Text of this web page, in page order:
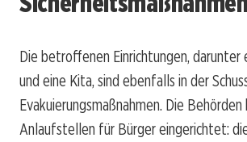
Die betroffenen Einrichtungen, darunter
und eine Kita, sind ebenfalls in der
Evakuierungsmaßnahmen. Die Behörden
Anlaufstellen für Bürger eingerichtet: